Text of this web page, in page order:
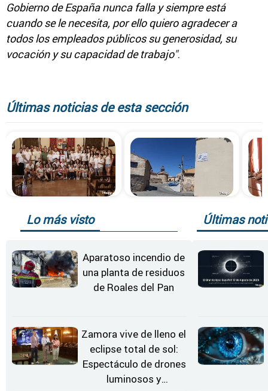
Gobierno de España nunca falla y siempre está
cuando se le necesita, por ello quiero agradecer a
todos los empleados públicos su generosidad, su
vocación y su capacidad de trabajo".
Últimas noticias de esta sección
Lo más visto
Aparatoso incendio de
una planta de residuos
de Roales del Pan
Zamora vive de lleno el
eclipse total de sol:
Espectáculo de drones
luminosos y
Últimas